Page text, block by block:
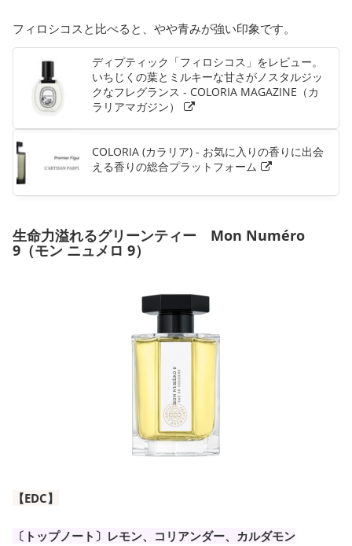
フィロシコスと比べると、やや青みが強い印象です。
ディプティック「フィロシコス」をレビュー。
いちじくの葉とミルキーな甘さがノスタルジッ
クなフレグランス - COLORIA MAGAZINE（カ
ラリアマガジン）
COLORIA (カラリア) - お気に入りの香りに出会
える香りの総合プラットフォーム
生命力溢れるグリーンティー Mon Numéro
9（モン ニュメロ 9）
【EDC】
〔トップノート〕レモン、コリアンダー、カルダモン